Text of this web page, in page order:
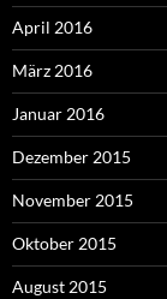
April 2016
März 2016
Januar 2016
Dezember 2015
November 2015
Oktober 2015
August 2015